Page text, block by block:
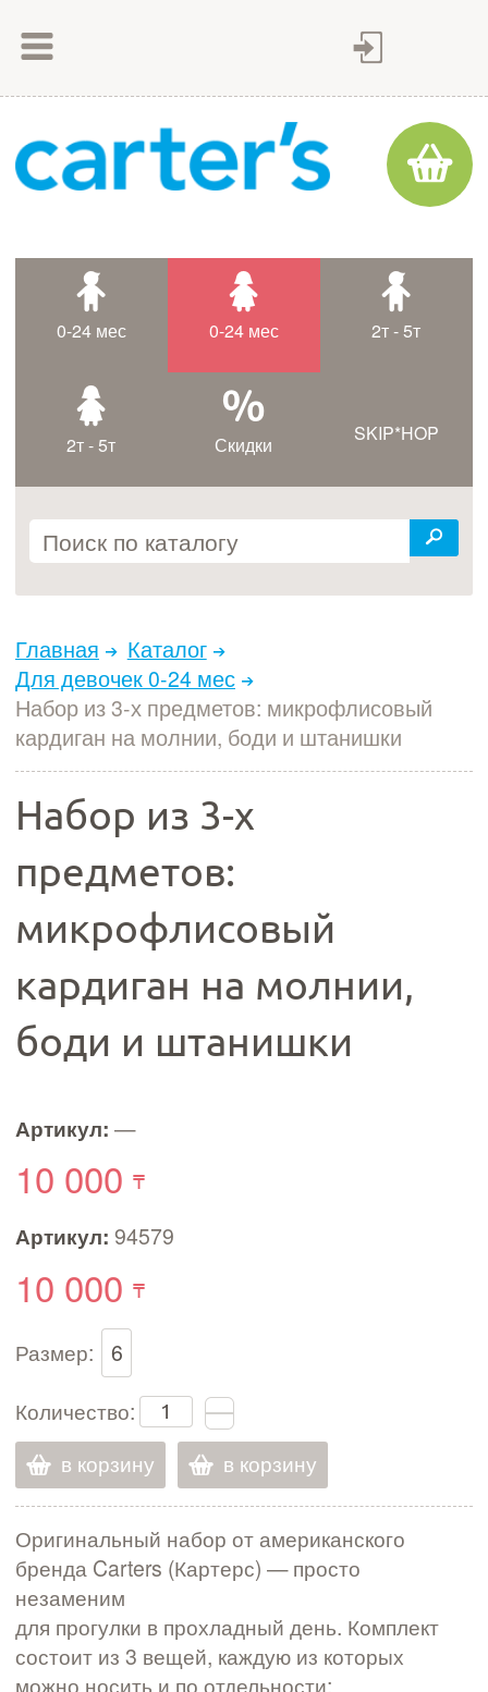
Как оплатить
Доставка товара
Контакты
0-24 мес 0-24 мес 2т - 5т
2т - 5т Скидки SKIP*HOP
Главная
Каталог
Для девочек 0-24 мес
Набор из 3-х предметов: микрофлисовый
кардиган на молнии, боди и штанишки
Набор из 3-х
предметов:
микрофлисовый
кардиган на молнии,
боди и штанишки
Артикул: —
10 000
Артикул: 94579
10 000
Размер:
6
Количество:
в корзину
в корзину
Оригинальный набор от американского
бренда Carters (Картерс) — просто
незаменим
для прогулки в прохладный день. Комплект
состоит из 3 вещей, каждую из которых
можно носить и по отдельности: